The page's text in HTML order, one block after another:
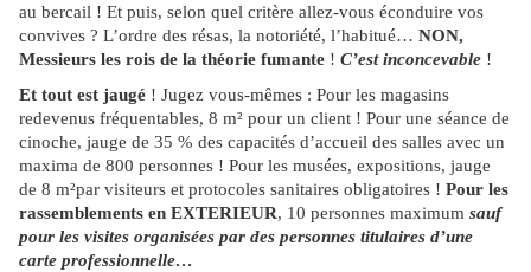
au bercail ! Et puis, selon quel critère allez-vous éconduire vos
convives ? L’ordre des résas, la notoriété, l’habitué… NON,
Messieurs les rois de la théorie fumante ! C’est inconcevable !
Et tout est jaugé ! Jugez vous-mêmes : Pour les magasins
redevenus fréquentables, 8 m² pour un client ! Pour une séance de
cinoche, jauge de 35 % des capacités d’accueil des salles avec un
maxima de 800 personnes ! Pour les musées, expositions, jauge
de 8 m²par visiteurs et protocoles sanitaires obligatoires ! Pour les
rassemblements en EXTERIEUR, 10 personnes maximum sauf
pour les visites organisées par des personnes titulaires d’une
carte professionnelle…